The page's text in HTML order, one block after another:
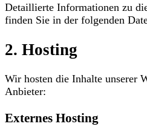
Detaillierte Informationen zu
finden Sie in der folgenden
2. Hosting
Wir hosten die Inhalte unserer
Anbieter:
Externes Hosting